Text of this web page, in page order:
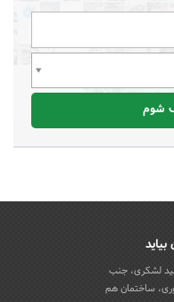
شوم
لشکری، جنب
ساختمان هم